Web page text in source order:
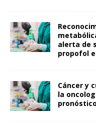
alerta de
propofol
Cáncer y
la